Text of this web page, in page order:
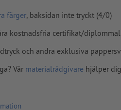
korrekt?
färger, baksidan inte tryckt (4/0)
kostnadsfria certifikat/
och andra exklusiva
Vår materialrådgivare hjälper